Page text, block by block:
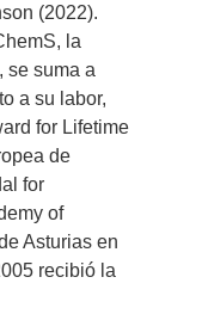
(2022).
la
se suma a
a su labor,
for Lifetime
de
for
of
Asturias en
recibió la